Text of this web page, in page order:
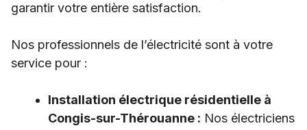
garantir votre entière satisfaction.
Nos professionnels de l’électricité sont à votre
service pour :
Installation électrique résidentielle à
Congis-sur-Thérouanne : Nos électriciens